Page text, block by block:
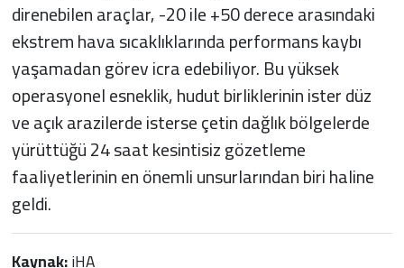
direnebilen araçlar, -20 ile +50 derece arasındaki
ekstrem hava sıcaklıklarında performans kaybı
yaşamadan görev icra edebiliyor. Bu yüksek
operasyonel esneklik, hudut birliklerinin ister düz
ve açık arazilerde isterse çetin dağlık bölgelerde
yürüttüğü 24 saat kesintisiz gözetleme
faaliyetlerinin en önemli unsurlarından biri haline
geldi.
Kaynak:iHA